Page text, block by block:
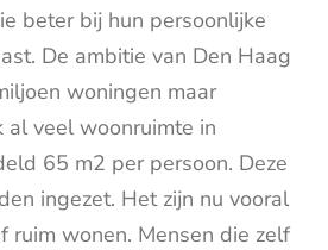
beter bij hun persoonlijke
De ambitie van Den Haag
woningen maar
al veel woonruimte in
65 m2 per persoon. Deze
ingezet. Het zijn nu vooral
ruim wonen. Mensen die zelf